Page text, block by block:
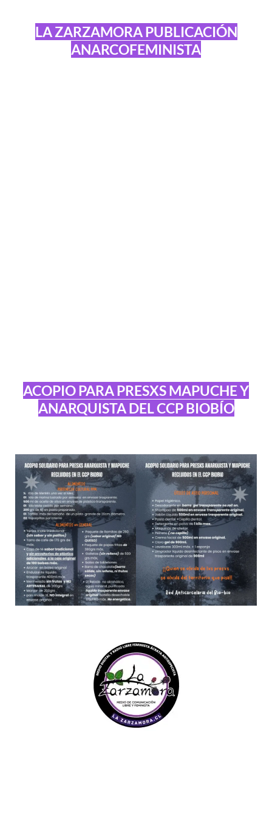
LA ZARZAMORA PUBLICACIÓN
ANARCOFEMINISTA
ACOPIO PARA PRESXS MAPUCHE Y
ANARQUISTA DEL CCP BIOBÍO